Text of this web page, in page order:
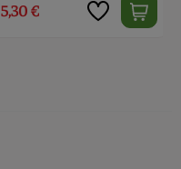
5,30 €